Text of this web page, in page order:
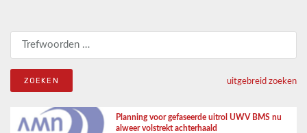
Zoeken naar:
uitgebreid zoeken
Planning voor gefaseerde uitrol UWV BMS nu
alweer volstrekt achterhaald